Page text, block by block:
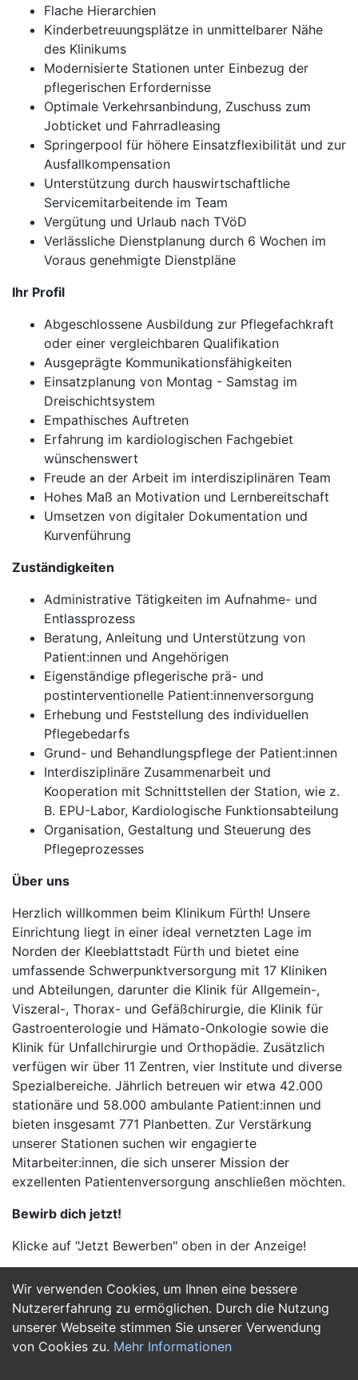
Wir verwenden Cookies, um Ihnen eine bessere
Nutzererfahrung zu ermöglichen. Durch die Nutzung
unserer Webseite stimmen Sie unserer Verwendung
von Cookies zu. Mehr Informationen
Flache Hierarchien
Kinderbetreuungsplätze in unmittelbarer Nähe
des Klinikums
Modernisierte Stationen unter Einbezug der
pflegerischen Erfordernisse
Optimale Verkehrsanbindung, Zuschuss zum
Jobticket und Fahrradleasing
Springerpool für höhere Einsatzflexibilität und zur
Ausfallkompensation
Unterstützung durch hauswirtschaftliche
Servicemitarbeitende im Team
Vergütung und Urlaub nach TVöD
Verlässliche Dienstplanung durch 6 Wochen im
Voraus genehmigte Dienstpläne
Ihr Profil
Abgeschlossene Ausbildung zur Pflegefachkraft
oder einer vergleichbaren Qualifikation
Ausgeprägte Kommunikationsfähigkeiten
Einsatzplanung von Montag - Samstag im
Dreischichtsystem
Empathisches Auftreten
Erfahrung im kardiologischen Fachgebiet
wünschenswert
Freude an der Arbeit im interdisziplinären Team
Hohes Maß an Motivation und Lernbereitschaft
Umsetzen von digitaler Dokumentation und
Kurvenführung
Zuständigkeiten
Administrative Tätigkeiten im Aufnahme- und
Entlassprozess
Beratung, Anleitung und Unterstützung von
Patient:innen und Angehörigen
Eigenständige pflegerische prä- und
postinterventionelle Patient:innenversorgung
Erhebung und Feststellung des individuellen
Pflegebedarfs
Grund- und Behandlungspflege der Patient:innen
Interdisziplinäre Zusammenarbeit und
Kooperation mit Schnittstellen der Station, wie z.
B. EPU-Labor, Kardiologische Funktionsabteilung
Organisation, Gestaltung und Steuerung des
Pflegeprozesses
Über uns
Herzlich willkommen beim Klinikum Fürth! Unsere
Einrichtung liegt in einer ideal vernetzten Lage im
Norden der Kleeblattstadt Fürth und bietet eine
umfassende Schwerpunktversorgung mit 17 Kliniken
und Abteilungen, darunter die Klinik für Allgemein-,
Viszeral-, Thorax- und Gefäßchirurgie, die Klinik für
Gastroenterologie und Hämato-Onkologie sowie die
Klinik für Unfallchirurgie und Orthopädie. Zusätzlich
verfügen wir über 11 Zentren, vier Institute und diverse
Spezialbereiche. Jährlich betreuen wir etwa 42.000
stationäre und 58.000 ambulante Patient:innen und
bieten insgesamt 771 Planbetten. Zur Verstärkung
unserer Stationen suchen wir engagierte
Mitarbeiter:innen, die sich unserer Mission der
exzellenten Patientenversorgung anschließen möchten.
Bewirb dich jetzt!
Klicke auf "Jetzt Bewerben" oben in der Anzeige!
Jetzt Bewerben